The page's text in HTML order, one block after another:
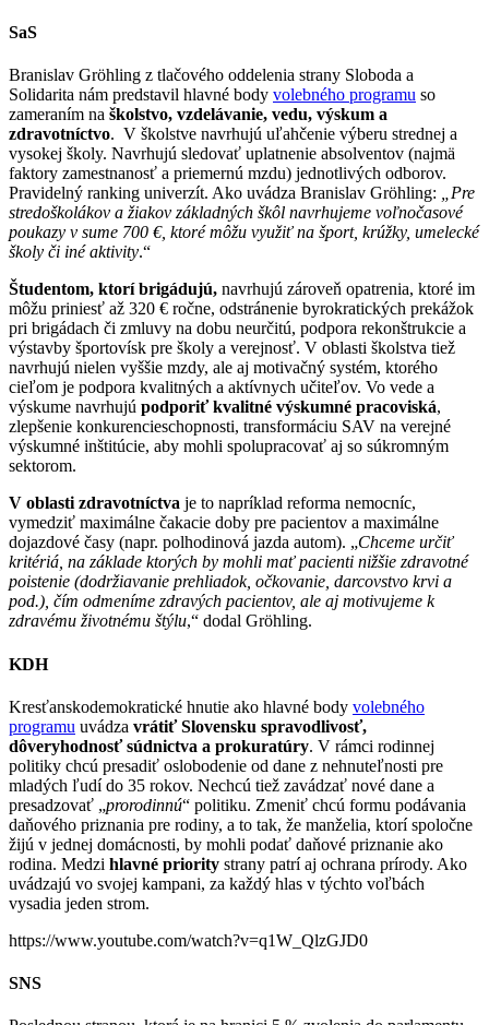
SaS
Branislav Gröhling z tlačového oddelenia strany Sloboda a
Solidarita nám predstavil hlavné body volebného programu so
zameraním na školstvo, vzdelávanie, vedu, výskum a
zdravotníctvo. V školstve navrhujú uľahčenie výberu strednej a
vysokej školy. Navrhujú sledovať uplatnenie absolventov (najmä
faktory zamestnanosť a priemernú mzdu) jednotlivých odborov.
Pravidelný ranking univerzít. Ako uvádza Branislav Gröhling:
„Pre
stredoškolákov a žiakov základných škôl navrhujeme voľnočasové
poukazy v sume 700 €, ktoré môžu využiť na šport, krúžky, umelecké
školy či iné aktivity.“
Študentom, ktorí brigádujú, navrhujú zároveň opatrenia, ktoré im
môžu priniesť až 320 € ročne, odstránenie byrokratických prekážok
pri brigádach či zmluvy na dobu neurčitú, podpora rekonštrukcie a
výstavby športovísk pre školy a verejnosť. V oblasti školstva tiež
navrhujú nielen vyššie mzdy, ale aj motivačný systém, ktorého
cieľom je podpora kvalitných a aktívnych učiteľov. Vo vede a
výskume navrhujú podporiť kvalitné výskumné pracoviská,
zlepšenie konkurencieschopnosti, transformáciu SAV na verejné
výskumné inštitúcie, aby mohli spolupracovať aj so súkromným
sektorom.
V oblasti zdravotníctva je to napríklad reforma nemocníc,
vymedziť maximálne čakacie doby pre pacientov a maximálne
dojazdové časy (napr. polhodinová jazda autom). „Chceme určiť
kritériá, na základe ktorých by mohli mať pacienti nižšie zdravotné
poistenie (dodržiavanie prehliadok, očkovanie, darcovstvo krvi a
pod.), čím odmeníme zdravých pacientov, ale aj motivujeme k
zdravému životnému štýlu,“ dodal Gröhling.
KDH
Kresťanskodemokratické hnutie ako hlavné body volebného
programu uvádza vrátiť Slovensku spravodlivosť,
dôveryhodnosť súdnictva a prokuratúry. V rámci rodinnej
politiky chcú presadiť oslobodenie od dane z nehnuteľnosti pre
mladých ľudí do 35 rokov. Nechcú tiež zavádzať nové dane a
presadzovať „prorodinnú“ politiku. Zmeniť chcú formu podávania
daňového priznania pre rodiny, a to tak, že manželia, ktorí spoločne
žijú v jednej domácnosti, by mohli podať daňové priznanie ako
rodina. Medzi hlavné priority strany patrí aj ochrana prírody. Ako
uvádzajú vo svojej kampani, za každý hlas v týchto voľbách
vysadia jeden strom.
https://www.youtube.com/watch?v=q1W_QlzGJD0
SNS